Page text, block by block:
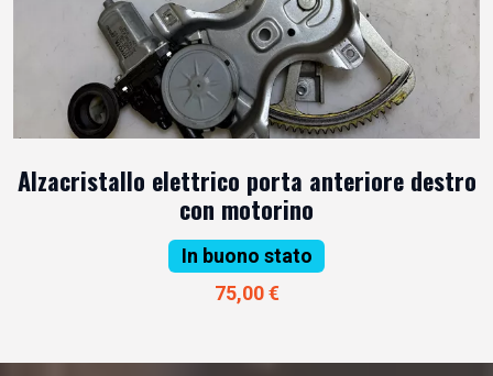
Alzacristallo elettrico porta anteriore destro
con motorino
In buono stato
75,00 €